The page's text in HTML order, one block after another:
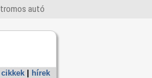
autó
cikkek hírek